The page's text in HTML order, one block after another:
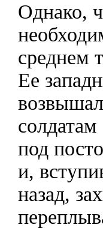
Однако,
среднем
Ее
под
и,
назад,